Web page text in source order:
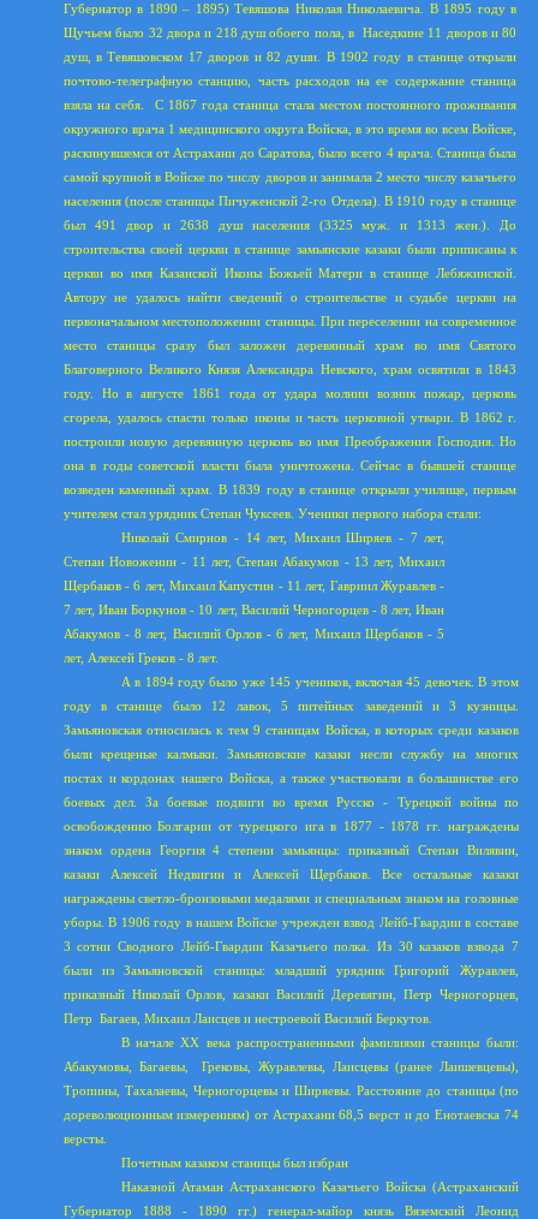
Губернатор в 1890 – 1895) Тевяшова Николая Николаевича. В 1895 году в
Щучьем было 32 двора и 218 душ обоего пола, в
Наседкине 11 дворов и 80
душ, в Тевяшовском 17 дворов и 82 души. В 1902 году в станице открыли
почтово-телеграфную станцию, часть расходов на ее содержание станица
взяла на себя.
С 1867 года станица стала местом постоянного проживания
окружного врача 1 медицинского округа Войска, в это время во всем Войске,
раскинувшемся от Астрахани до Саратова,6ыловсего 4 врача. Станица была
самой крупной в Войске по числу дворов и занимала 2 место числу казачьего
населения (после станицы Пичуженской 2-го Отдела). В 1910 году в станице
был 491 двор и 2638 душ населения (3325 муж. и 1313 жен.). До
строительства своей церкви в станице замьянские казаки были приписаны к
церкви во имя Казанской Иконы Божьей Матери в станице Лебяжинской.
Автору не удалось найти сведений о строительстве и судьбе церкви на
первоначальном местоположении станицы. При переселении на современное
место станицы сразу был заложен деревянный храм во имя Святого
Благоверного Великого Князя Александра Невского, храм освятили в 1843
году. Но в августе 1861 года от удара молнии возник пожар, церковь
сгорела, удалось спасти только иконы и часть церковной утвари. В 1862 г.
построили новую деревянную церковь во имя Преображения Господня. Но
она в годы советской власти была уничтожена. Сейчас в бывшей станице
возведен каменный храм. В 1839 году в станице открыли училище, первым
учителемсталурядник Степан Чуксеев. Ученики первого набора стали:
Николай Смирнов - 14 лет, Михаил Ширяев - 7 лет,
Степан Новоженин - 11 лет, Степан Абакумов - 13 лет, Михаил
Щербаков - 6 лет, Михаил Капустин - 11 лет, Гавриил Журавлев -
7 лет, Иван Боркунов - 10 лет, Василий Черногорцев - 8 лет, Иван
Абакумов - 8 лет, Василий Орлов - 6 лет, Михаил Щербаков - 5
лет, Алексей Греков - 8 лет.
А в 1894 году было уже 145 учеников, включая 45 девочек. В этом
году в станице было 12 лавок, 5 питейных заведений и 3 кузницы.
Замьяновская относилась к тем 9 станицам Войска, в которых среди казаков
были крещеные калмыки. Замьяновские казаки несли службу на многих
постах и кордонах нашего Войска, а также участвовали в большинстве его
боевых дел. За боевые подвиги во время Русско - Турецкой войны по
освобождению Болгарии от турецкого ига в 1877 - 1878 гг. награждены
знаком ордена Георгия 4 степени замьянцы: приказный Степан Вилявин,
казаки Алексей Недвигин и Алексей Щербаков. Все остальные казаки
награждены светло-бронзовыми медалями и специальным знаком на головные
уборы. В 1906 году в нашем Войске учрежден взвод Лейб-Гвардии в составе
3 сотни Сводного Лейб-Гвардии Казачьего полка. Из 30 казаков взвода 7
были из Замьяновской станицы: младший урядник Григорий Журавлев,
приказный Николай Орлов, казаки Василий Деревягин, Петр Черногорцев,
Петр
Багаев, Михаил Лаисцев и нестроевой Василий Беркутов.
В начале XX века распространенными фамилиями станицы были:
Абакумовы, Багаевы,
Грековы, Журавлевы, Лаисцевы (ранее Лаишевцевы),
Тропины, Тахалаевы, Черногорцевы и Ширяевы. Расстояние до станицы (по
дореволюционным измерениям) от Астрахани 68,5 верст и до Енотаевска 74
версты.
Почетным казаком станицы был избран
Наказной Атаман Астраханского Казачьего Войска (Астраханский
Губернатор 1888 - 1890 гг.) генерал-майор князь Вяземский Леонид